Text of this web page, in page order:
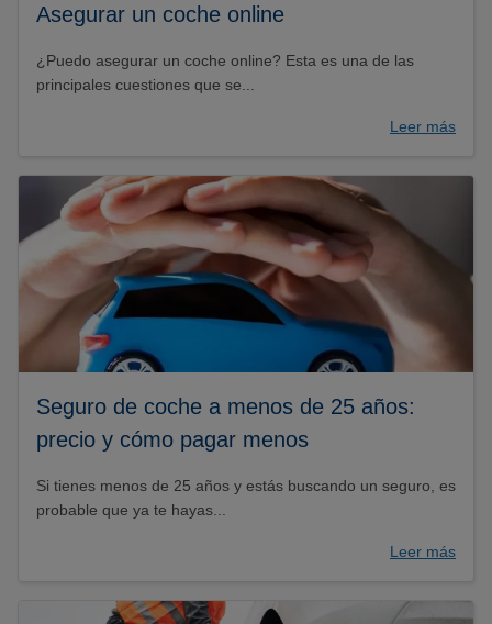
Asegurar un coche online
¿Puedo asegurar un coche online? Esta es una de las
principales cuestiones que se...
Leer más
Seguro de coche a menos de 25 años:
precio y cómo pagar menos
Si tienes menos de 25 años y estás buscando un seguro, es
probable que ya te hayas...
Leer más